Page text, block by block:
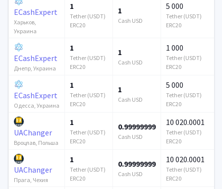
ECashExpert
Харьков,
Украина
1
Tether (USDT)
ERC20
1
Cash USD
5 000
Tether (USDT)
ERC20
ECashExpert
Днепр, Украина
1
Tether (USDT)
ERC20
1
Cash USD
1 000
Tether (USDT)
ERC20
ECashExpert
Одесса, Украина
1
Tether (USDT)
ERC20
1
Cash USD
5 000
Tether (USDT)
ERC20
UAChanger
Вроцлав, Польша
1
Tether (USDT)
ERC20
0.99999999
Cash USD
10 020.0001
Tether (USDT)
ERC20
UAChanger
Прага, Чехия
1
Tether (USDT)
ERC20
0.99999999
Cash USD
10 020.0001
Tether (USDT)
ERC20